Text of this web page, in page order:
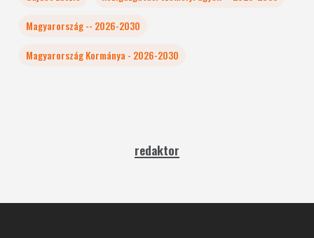
Magyarország -- 2026-2030
Magyarország Kormánya - 2026-2030
redaktor